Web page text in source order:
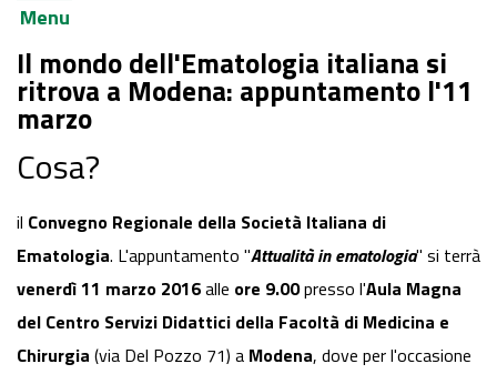
Menu
Il mondo dell'Ematologia italiana si
ritrova a Modena: appuntamento l'11
marzo
Cosa?
il Convegno Regionale della Società Italiana di
Ematologia. L'appuntamento "Attualità in ematologia" si terrà
venerdì 11 marzo 2016alle ore 9.00presso l'Aula Magna
del Centro Servizi Didattici della Facoltà di Medicina e
Chirurgia (via Del Pozzo 71) a Modena, dove per l'occasione